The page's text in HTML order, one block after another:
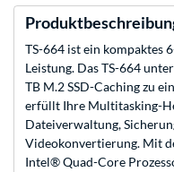
TS-664 ist ein kompaktes
Leistung. Das TS-664
TB M.2 SSD-Caching zu
erfüllt Ihre Multitasking-
Dateiverwaltung,
Videokonvertierung. Mit
Intel® Quad-Core